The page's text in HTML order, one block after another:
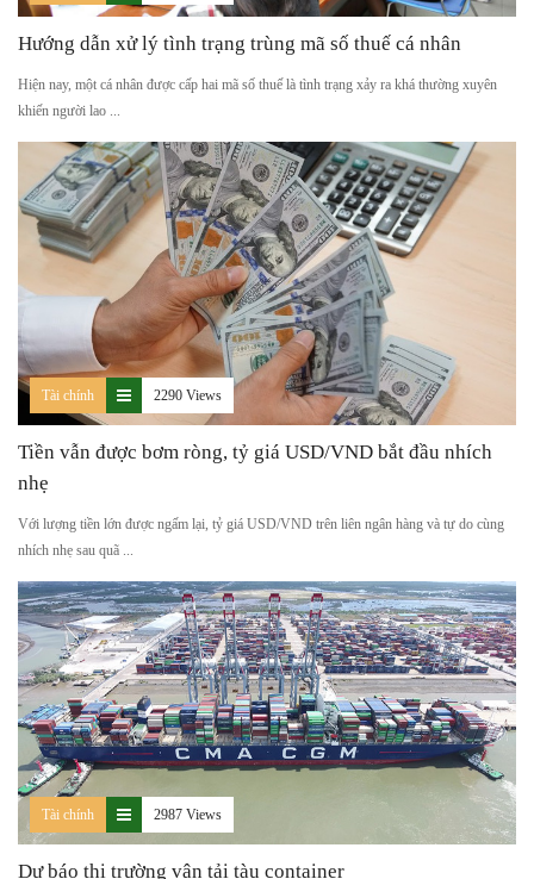
Hướng dẫn xử lý tình trạng trùng mã số thuế cá nhân
Hiện nay, một cá nhân được cấp hai mã số thuế là tình trạng xảy ra khá thường xuyên
khiến người lao ...
Tài chính 2290 Views
Tiền vẫn được bơm ròng, tỷ giá USD/VND bắt đầu nhích
nhẹ
Với lượng tiền lớn được ngấm lại, tỷ giá USD/VND trên liên ngân hàng và tự do cùng
nhích nhẹ sau quã ...
Tài chính 2987 Views
Dự báo thị trường vận tải tàu container